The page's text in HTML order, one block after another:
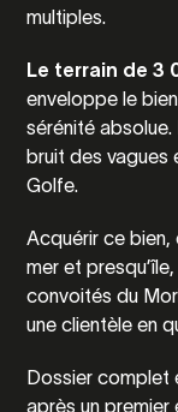
multiples.
Le terrain de 3
enveloppe le
sérénité absolue.
bruit des vagues
Golfe.
Acquérir ce bien,
mer et
convoités du
une clientèle en
Dossier complet
après un premier